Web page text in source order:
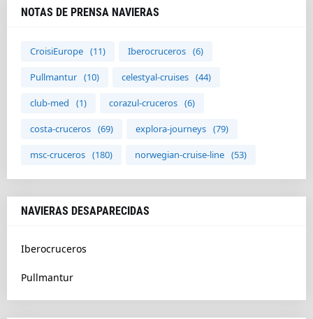
NOTAS DE PRENSA NAVIERAS
CroisiEurope (11) Iberocruceros (6)
Pullmantur (10) celestyal-cruises (44)
club-med (1) corazul-cruceros (6)
costa-cruceros (69) explora-journeys (79)
msc-cruceros (180) norwegian-cruise-line (53)
NAVIERAS DESAPARECIDAS
Iberocruceros
Pullmantur